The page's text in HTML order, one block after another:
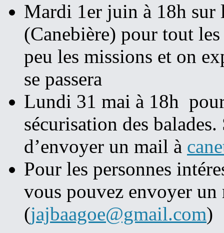
Mardi 1er juin à 18h sur
(Canebière) pour tout
peu les missions et on
se passera
Lundi 31 mai à 18h pour
sécurisation des
d’envoyer un mail à
Pour les personnes
vous pouvez envoyer un
(jajbaagoe@gmail.com)